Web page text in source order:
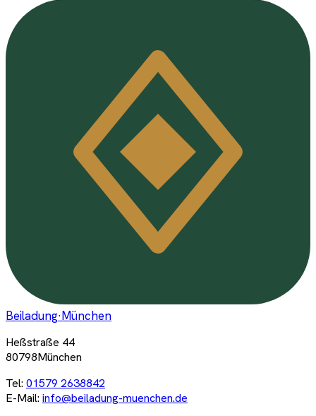
Beiladung·München
Heßstraße 44
80798München
Tel: 01579 2638842
E-Mail: info@beiladung-muenchen.de